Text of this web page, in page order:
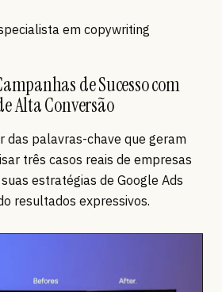
em copywriting
de Sucesso com
Alta Conversão
das palavras-chave que geram
três casos reais de empresas
estratégias de Google Ads
resultados expressivos.